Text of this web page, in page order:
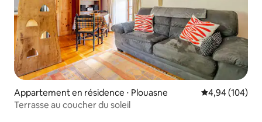
Appartement en résidence ⋅ Plouasne Évaluation
4,94 (104)
Terrasse au coucher du soleil